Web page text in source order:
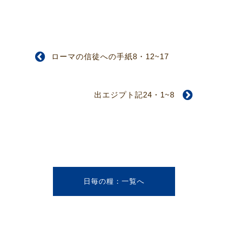
ローマの信徒への手紙8・12~17
出エジプト記24・1~8
日毎の糧